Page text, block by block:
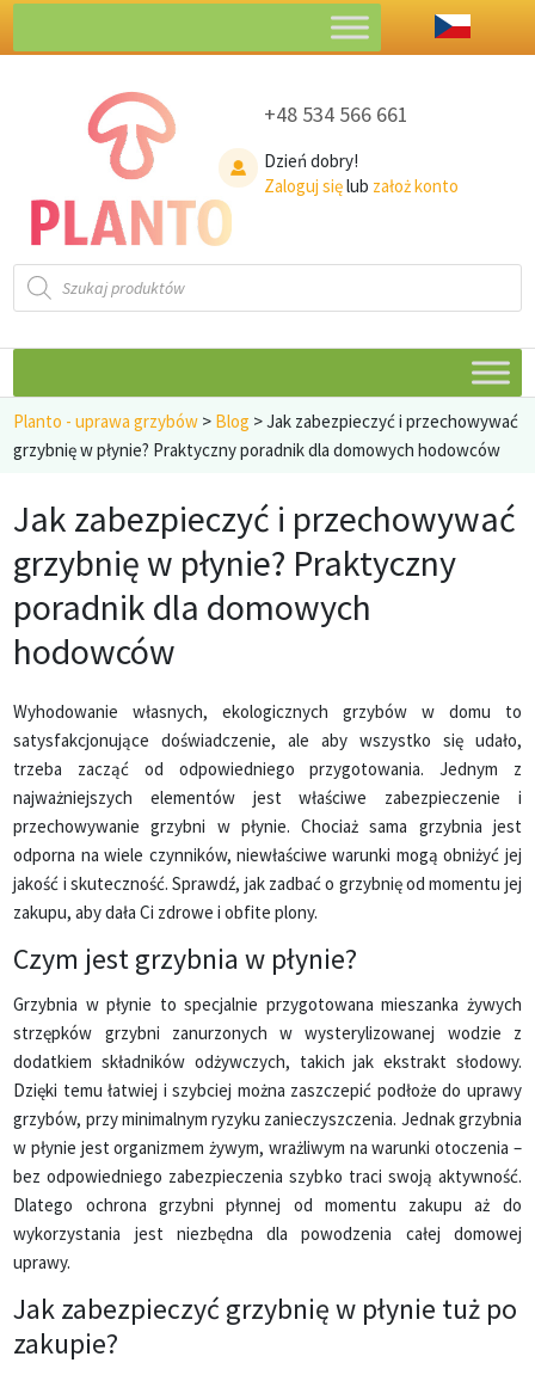
+48 534 566 661
Dzień dobry!
Zaloguj sięlub założ konto
Wyszukiwarka
produktów
Planto - uprawa grzybów > Blog >Jak zabezpieczyć i przechowywać
grzybnię w płynie? Praktyczny poradnik dla domowych hodowców
Jak zabezpieczyć i przechowywać
grzybnię w płynie? Praktyczny
poradnik dla domowych
hodowców
Wyhodowanie własnych, ekologicznych grzybów w domu to
satysfakcjonujące doświadczenie, ale aby wszystko się udało,
trzeba zacząć od odpowiedniego przygotowania. Jednym z
najważniejszych elementów jest właściwe zabezpieczenie i
przechowywanie grzybni w płynie. Chociaż sama grzybnia jest
odporna na wiele czynników, niewłaściwe warunki mogą obniżyć jej
jakość i skuteczność. Sprawdź, jak zadbać o grzybnię od momentu jej
zakupu, aby dała Ci zdrowe i obfite plony.
Czym jest grzybnia w płynie?
Grzybnia w płynie to specjalnie przygotowana mieszanka żywych
strzępków grzybni zanurzonych w wysterylizowanej wodzie z
dodatkiem składników odżywczych, takich jak ekstrakt słodowy.
Dzięki temu łatwiej i szybciej można zaszczepić podłoże do uprawy
grzybów, przy minimalnym ryzyku zanieczyszczenia. Jednak grzybnia
w płynie jest organizmem żywym, wrażliwym na warunki otoczenia –
bez odpowiedniego zabezpieczenia szybko traci swoją aktywność.
Dlatego ochrona grzybni płynnej od momentu zakupu aż do
wykorzystania jest niezbędna dla powodzenia całej domowej
uprawy.
Jak zabezpieczyć grzybnię w płynie tuż po
zakupie?